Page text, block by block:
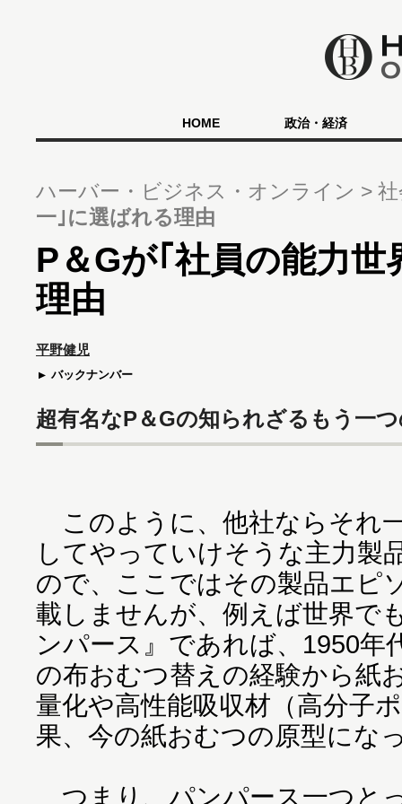
HOME 政治・経済
ハーバー・ビジネス・オンライン
一｣に選ばれる理由
P＆Gが｢社員の能力世
理由
平野健児
バックナンバー
超有名なP＆Gの知られざるもう一
このように、他社ならそれ
してやっていけそうな主力製
ので、ここではその製品エピ
載しませんが、例えば世界で
ンパース』であれば、1950年
の布おむつ替えの経験から紙
量化や高性能吸収材（高分子
果、今の紙おむつの原型にな
つまり、パンパース一つと